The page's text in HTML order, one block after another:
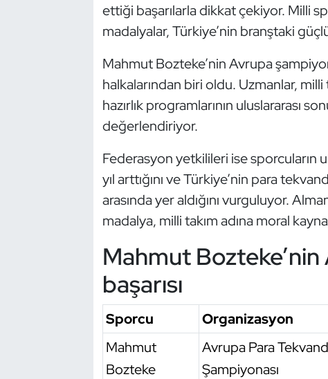
ettiği başarılarla dikkat çekiyor. Milli
madalyalar, Türkiye’nin branştaki
Mahmut Bozteke’nin Avrupa
halkalarından biri oldu. Uzmanlar,
hazırlık programlarının uluslararası
değerlendiriyor.
Federasyon yetkilileri ise sporcuların
yıl arttığını ve Türkiye’nin para
arasında yer aldığını vurguluyor.
madalya, milli takım adına moral
Mahmut
başarısı
Sporcu Organizasyon
Mahmut
Bozteke
Avrupa Para
Şampiyonası
Oryantiring
Özel Sporcular
Sualtı Sporları